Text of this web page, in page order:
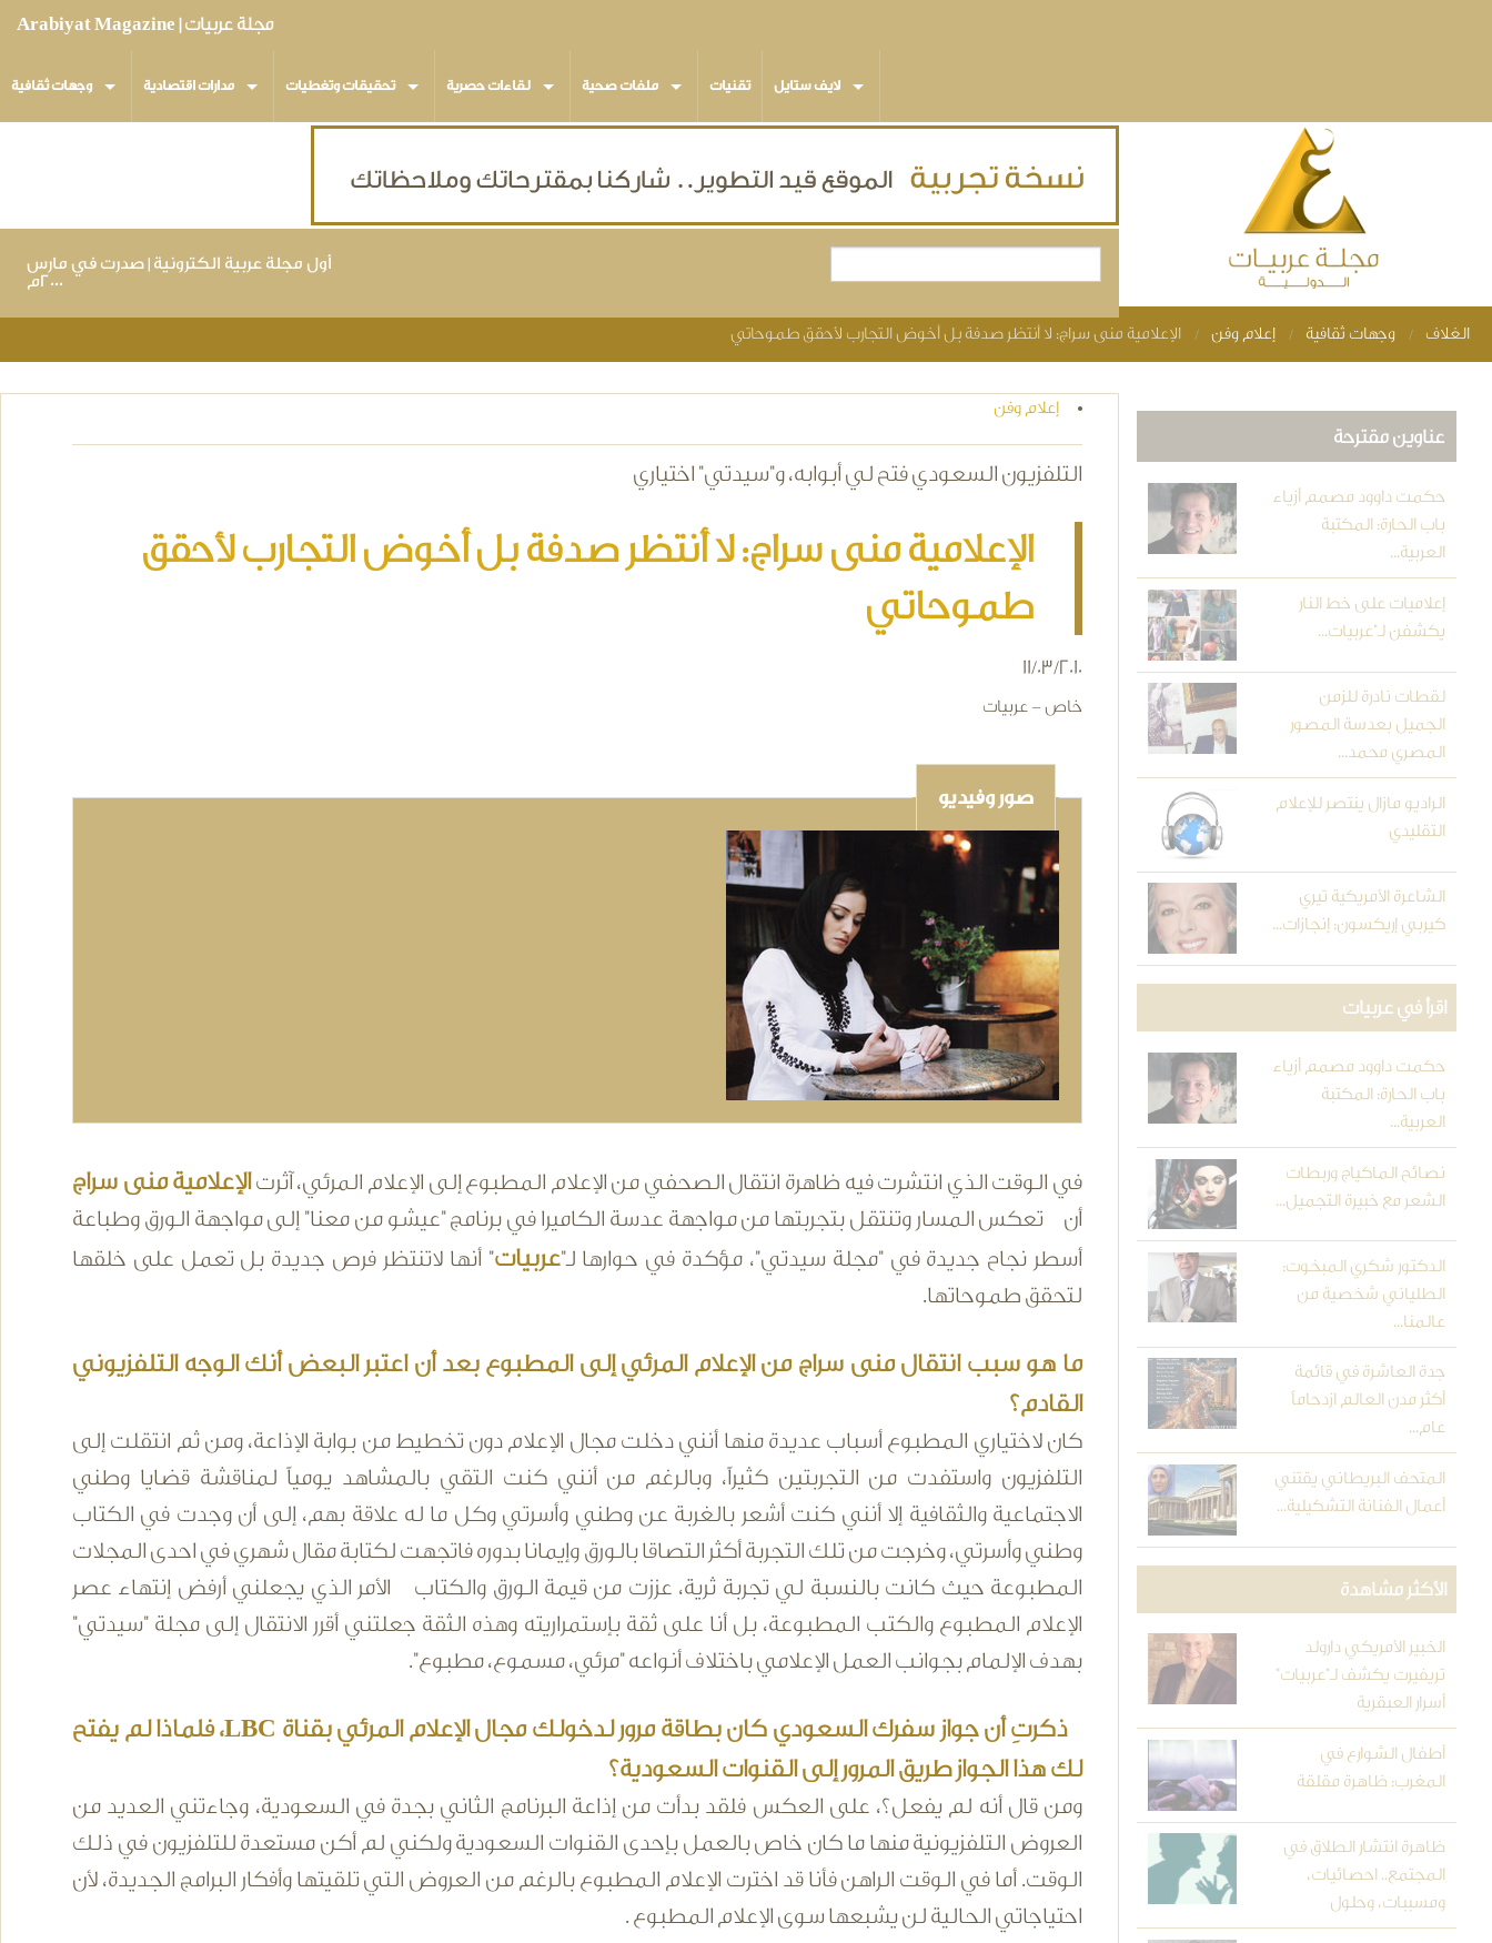
مجلة عربيات | Arabiyat Magazine
وجهات ثقافية مدارات اقتصادية تحقيقات وتغطيات لقاءات حصرية ملفات صحية تقنيات لايف ستايل
أول مجلة عربية الكترونية | صدرت في مارس
٢٠٠٠م
You are here
الغلاف وجهات ثقافية إعلام وفن الإعلامية منى سراج: لا أنتظر صدفة بل أخوض التجارب لأحقق طموحاتي
إعلام وفن
التلفزيون السعودي فتح لي أبوابه، و"سيدتي" اختياري
الإعلامية منى سراج: لا أنتظر صدفة بل أخوض التجارب لأحقق
طموحاتي
11/03/2010
خاص - عربيات
صور وفيديو
في الوقت الذي انتشرت فيه ظاهرة انتقال الصحفي من الإعلام المطبوع إلى الإعلام المرئي، آثرتالإعلامية منى سراج
أن تعكس المسار وتنتقل بتجربتها من مواجهة عدسة الكاميرا في برنامج "عيشو من معنا" إلى مواجهة الورق وطباعة
أسطر نجاح جديدة في "مجلة سيدتي"، مؤكدة في حوارها لـ"عربيات" أنها لاتنتظر فرص جديدة بل تعمل على خلقها
لتحقق طموحاتها.
ما هو سبب انتقال منى سراج من الإعلام المرئي إلى المطبوع بعد أن اعتبر البعض أنك الوجه التلفزيوني
القادم؟
كان لاختياري المطبوع أسباب عديدة منها أنني دخلت مجال الإعلام دون تخطيط من بوابة الإذاعة، ومن ثم انتقلت إلى
التلفزيون واستفدت من التجربتين كثيراً، وبالرغم من أنني كنت التقي بالمشاهد يومياً لمناقشة قضايا وطني
الاجتماعية والثقافية إلا أنني كنت أشعر بالغربة عن وطني وأسرتي وكل ما له علاقة بهم، إلى أن وجدت في الكتاب
وطني وأسرتي، وخرجت من تلك التجربة أكثر التصاقا بالورق وإيمانا بدوره فاتجهت لكتابة مقال شهري في احدى المجلات
المطبوعة حيث كانت بالنسبة لي تجربة ثرية، عززت من قيمة الورق والكتاب الأمر الذي يجعلني أرفض إنتهاء عصر
الإعلام المطبوع والكتب المطبوعة، بل أنا على ثقة بإستمراريته وهذه الثقة جعلتني أقرر الانتقال إلى مجلة "سيدتي"
بهدف الإلمام بجوانب العمل الإعلامي باختلاف أنواعه "مرئي، مسموع، مطبوع".
ذكرتِ أن جواز سفرك السعودي كان بطاقة مرور لدخولك مجال الإعلام المرئي بقناة LBC، فلماذا لم يفتح
لك هذا الجواز طريق المرور إلى القنوات السعودية؟
ومن قال أنه لم يفعل؟، على العكس فلقد بدأت من إذاعة البرنامج الثاني بجدة في السعودية، وجاءتني العديد من
العروض التلفزيونية منها ما كان خاص بالعمل بإحدى القنوات السعودية ولكني لم أكن مستعدة للتلفزيون في ذلك
الوقت. أما في الوقت الراهن فأنا قد اخترت الإعلام المطبوع بالرغم من العروض التي تلقيتها وأفكار البرامج الجديدة، لأن
احتياجاتي الحالية لن يشبعها سوى الإعلام المطبوع .
عناوين مقترحة
حكمت داوود مصمم أزياء
باب الحارة: المكتبة
العربية...
إعلاميات على خط النار
يكشفن لـ"عربيات...
لقطات نادرة للزمن
الجميل بعدسة المصور
المصري محمد...
الراديو مازال ينتصر للإعلام
التقليدي
الشاعرة الأمريكية تيري
كيربي إريكسون: إنجازات...
اقرأ في عربيات
حكمت داوود مصمم أزياء
باب الحارة: المكتبة
العربية...
نصائح الماكياج وربطات
الشعر مع خبيرة التجميل...
الدكتور شكري المبخوت:
الطلياني شخصية من
عالمنا...
جدة العاشرة في قائمة
أكثر مدن العالم ازدحاماً
عام...
المتحف البريطاني يقتني
أعمال الفنانة التشكيلية...
الأكثر مشاهدة
الخبير الأمريكي دارولد
تريفيرت يكشف لـ"عربيات"
أسرار العبقرية
أطفال الشوارع في
المغرب: ظاهرة مقلقة
ظاهرة انتشار الطلاق في
المجتمع.. احصائيات،
ومسببات، وحلول